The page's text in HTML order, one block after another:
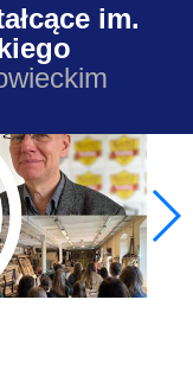
im.